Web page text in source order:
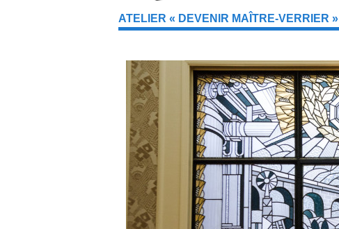
ATELIER « DEVENIR MAÎTRE-VERRIER »